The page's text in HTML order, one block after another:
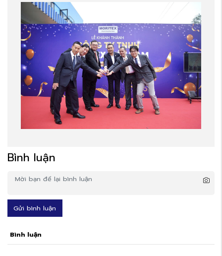
Bình luận
Gửi bình luận
Bình luận